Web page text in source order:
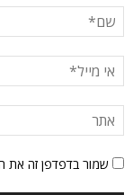
שמור בדפדפן זה את